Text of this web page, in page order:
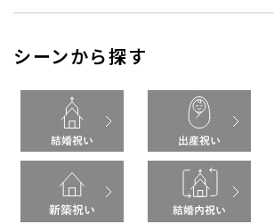
シーンから探す